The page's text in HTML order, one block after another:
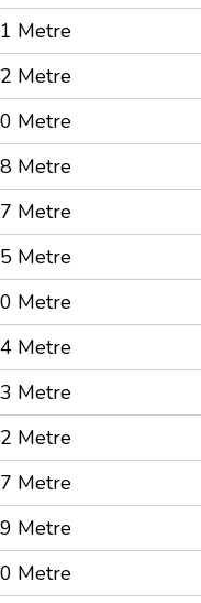
Metre
Metre
Metre
Metre
Metre
Metre
Metre
Metre
Metre
Metre
Metre
Metre
Metre